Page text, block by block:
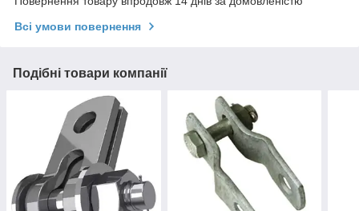
Всі умови повернення
Подібні товари компанії